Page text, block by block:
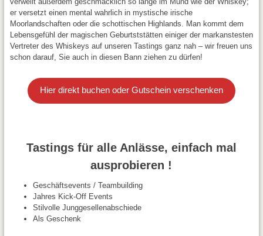
er versetzt einen mental wahrlich in mystische irische
Moorlandschaften oder die schottischen Highlands. Man kommt dem
Lebensgefühl der magischen Geburtststätten einiger der markanstesten
Vertreter des Whiskeys auf unseren Tastings ganz nah – wir freuen uns
schon darauf, Sie auch in diesen Bann ziehen zu dürfen!
Hier direkt buchen oder Gutschein verschenken
Tastings für alle Anlässe, einfach mal
ausprobieren !
Geschäftsevents / Teambuilding
Jahres Kick-Off Events
Stilvolle Junggesellenabschiede
Als Geschenk